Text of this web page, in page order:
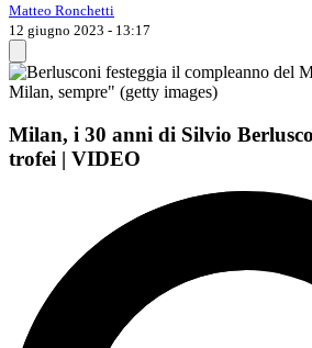
Matteo Ronchetti
12 giugno 2023 - 13:17
Milan, i 30 anni di Silvio
trofei | VIDEO